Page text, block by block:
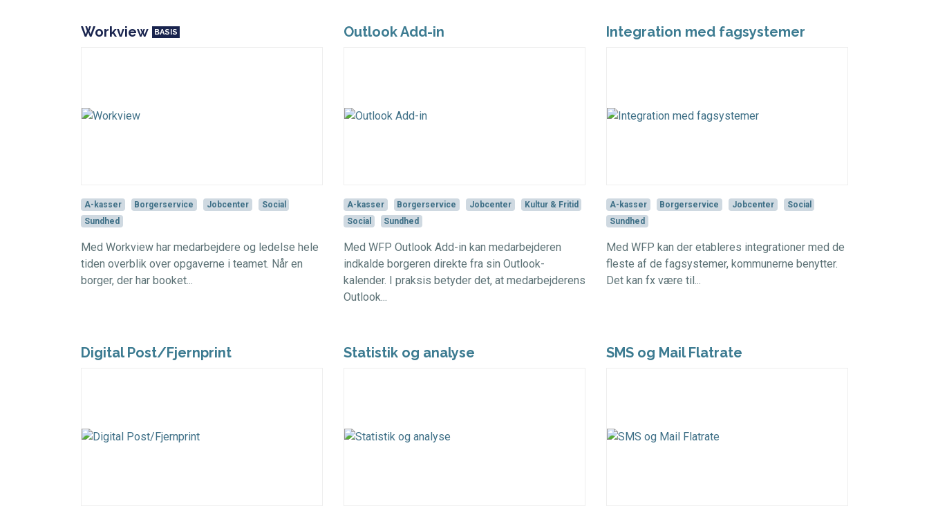
Workview
A-kasser Borgerservice Jobcenter
Social
Sundhed
Med Workview har medarbejdere og ledelse hele
tiden overblik over opgaverne i teamet. Når en
borger, der har booket...
Outlook Add-in
A-kasser Borgerservice Jobcenter
Kultur & Fritid
Social
Sundhed
Med WFP Outlook Add-in kan medarbejderen
indkalde borgeren direkte fra sin Outlook-
kalender. I praksis betyder det, at medarbejderens
Outlook...
Integration med fagsystemer
A-kasser Borgerservice Jobcenter
Social
Sundhed
Med WFP kan der etableres integrationer med de
fleste af de fagsystemer, kommunerne benytter.
Det kan fx være til...
Digital Post/Fjernprint Statistik og analyse SMS og Mail Flatrate